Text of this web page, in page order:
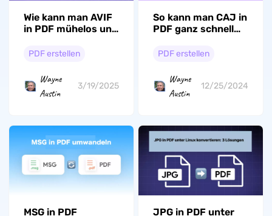
Wie kann man AVIF
in PDF mühelos und
umwandeln?
PDF erstellen
Wayne
Austin
3/19/2025
So kann man CAJ in
PDF ganz schnell
umwandeln!
PDF erstellen
Wayne
Austin
12/25/2024
MSG in PDF
JPG in PDF unter